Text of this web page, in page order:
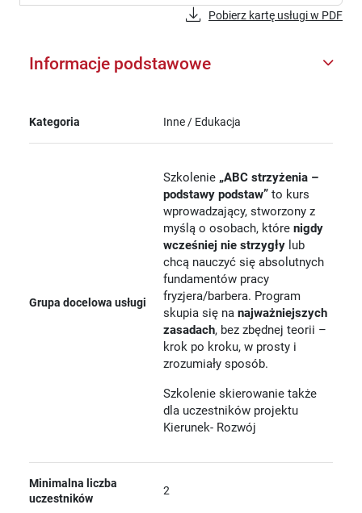
Pobierz kartę usługi w PDF
Informacje podstawowe
Kategoria Inne / Edukacja
Grupa docelowa usługi
Szkolenie „ABC strzyżenia –
podstawy podstaw” to kurs
wprowadzający, stworzony z
myślą o osobach, którenigdy
wcześniej nie strzygły lub
chcą nauczyć się absolutnych
fundamentów pracy
fryzjera/barbera. Program
skupia się nanajważniejszych
zasadach, bez zbędnej teorii –
krok po kroku, w prosty i
zrozumiały sposób.
Szkolenie skierowanie także
dla uczestników projektu
Kierunek- Rozwój
Minimalna liczba
uczestników
2